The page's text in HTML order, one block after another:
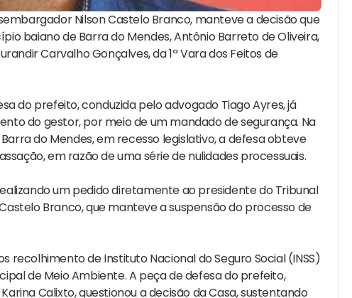
Nilson Castelo Branco, manteve a decisão que
baiano de Barra do Mendes, Antônio Barreto de Oliveira,
Carvalho Gonçalves, da 1ª Vara dos Feitos de
do prefeito, conduzida pelo advogado Tiago Ayres, já
do gestor, por meio de um mandado de segurança. Na
do Mendes, em recesso legislativo, a defesa obteve
em razão de uma série de nulidades processuais.
um pedido diretamente ao presidente do Tribunal
Branco, que manteve a suspensão do processo de
recolhimento de Instituto Nacional do Seguro Social (INSS)
de Meio Ambiente. A peça de defesa do prefeito,
Calixto, questionou a decisão da Casa, sustentando